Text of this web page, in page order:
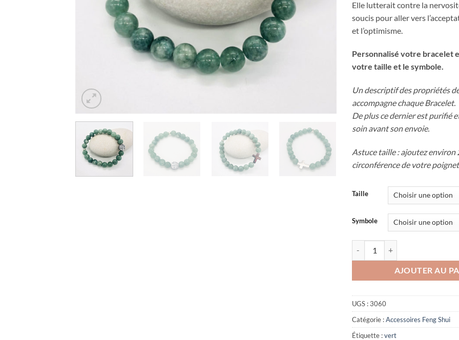
Elle lutterait contre la
soucis pour aller vers
et l’optimisme.
Personnalisé votre bracelet
votre taille et le symbole.
Un descriptif des propriétés
accompagne chaque Bracelet.
De plus ce dernier est purifié
soin avant son envoie.
Astuce taille : ajoutez environ
circonférence de votre
Taille
Symbole
AJOUTER AU
UGS :3060
Catégorie :Accessoires Feng Shui
Étiquette :vert